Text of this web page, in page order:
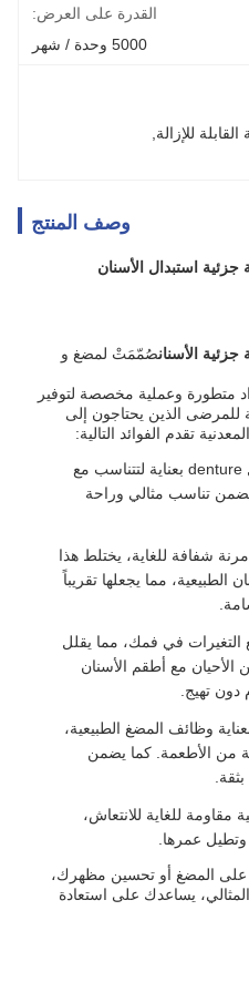
القدرة على العرض:
5000 وحدة / شهر
للإزالة,
وصف المنتج
استبدال الأسنان
الأسنانصُمّمَتْ لمضغ و
متطورة وعملية مخصصة لتوفير
للمرضى الذين يحتاجون إلى
تقدم الفوائد التالية:
: تم تصميم كل denture بعناية لتتناسب مع
تناسب مثالي وراحة
شفافة للغاية، يختلط هذا
مما يجعلها تقريباً
التغيرات في فمك، مما يقلل
مع أطقم الأسنان
دون تهيج.
وظائف المضغ الطبيعية،
من الأطعمة. كما يضمن
للغاية للانتعاش،
عمرها.
المضغ أو تحسين مظهرك،
يساعدك على استعادة